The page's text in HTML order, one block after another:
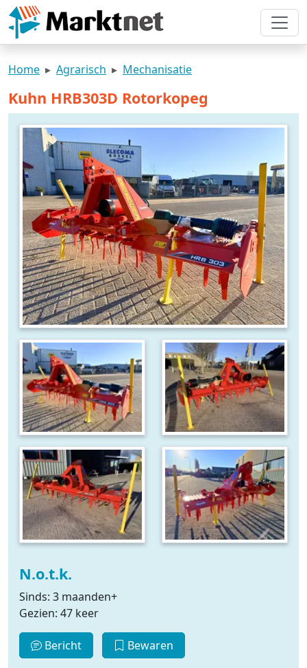
Home Agrarisch Mechanisatie
Kuhn HRB303D Rotorkopeg
N.o.t.k.
Sinds: 3 maanden+
Gezien: 47 keer
Bericht Bewaren